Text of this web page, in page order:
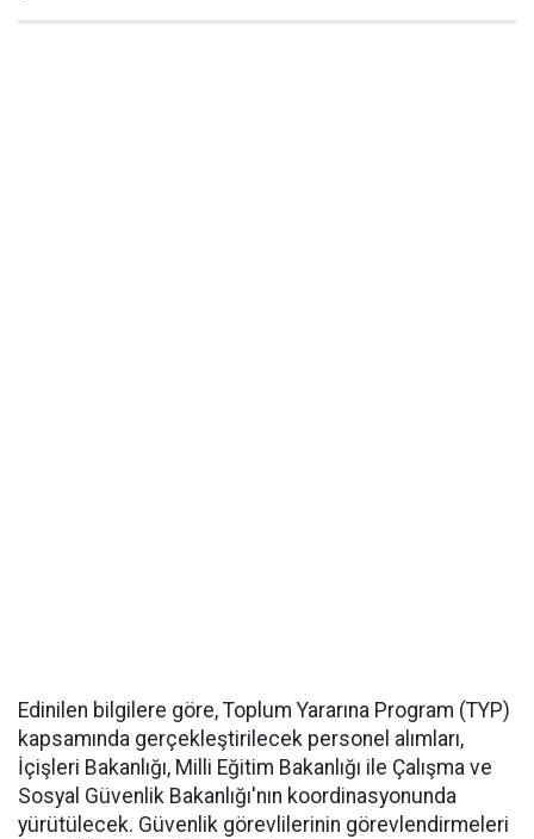
Edinilen bilgilere göre, Toplum Yararına Program (TYP)
kapsamında gerçekleştirilecek personel alımları,
İçişleri Bakanlığı, Milli Eğitim Bakanlığı ile Çalışma ve
Sosyal Güvenlik Bakanlığı'nın koordinasyonunda
yürütülecek. Güvenlik görevlilerinin görevlendirmeleri